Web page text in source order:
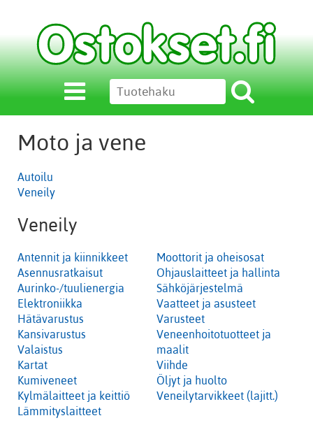
Moto ja vene
Autoilu
Veneily
Veneily
Antennit ja kiinnikkeet
Asennusratkaisut
Aurinko-/tuulienergia
Elektroniikka
Hätävarustus
Kansivarustus
Valaistus
Kartat
Kumiveneet
Kylmälaitteet ja keittiö
Lämmityslaitteet
Moottorit ja oheisosat
Ohjauslaitteet ja hallinta
Sähköjärjestelmä
Vaatteet ja asusteet
Varusteet
Veneenhoitotuotteet ja
maalit
Viihde
Öljyt ja huolto
Veneilytarvikkeet (lajitt.)